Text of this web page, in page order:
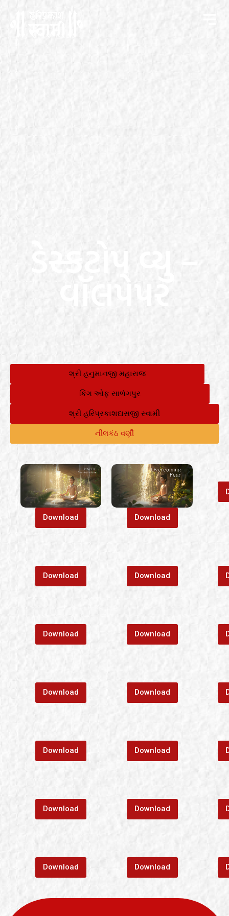
ડેસ્કટોપ વ્યુ –
વૉલપેપર
શ્રી હનુમાનજી મહારાજ
કિંગ ઓફ સાળંગપુર
શ્રી હરિપ્રકાશદાસજી સ્વામી
નીલકંઠ વર્ણી
Download Download
Download Download
Download Download
Download Download
Download Download
Download Download
Download Download